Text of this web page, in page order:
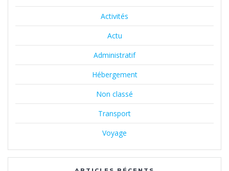
Activités
Actu
Administratif
Hébergement
Non classé
Transport
Voyage